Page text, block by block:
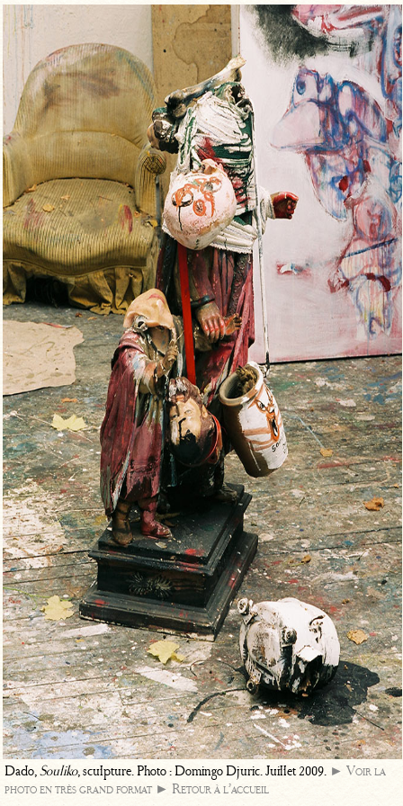
Dado,Souliko, sculpture. Photo : Domingo Djuric. Juillet 2009. ► Voir la
photo en très grand format ► Retour à l’accueil